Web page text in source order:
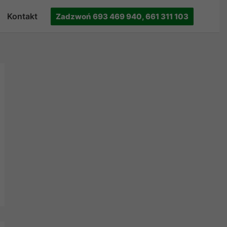
Kontakt Zadzwoń 693 469 940, 661 311 103